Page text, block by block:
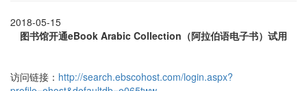
2018-05-15
图书馆开通eBook Arabic Collection（阿拉伯语电子书）试用
访问链接： http://search.ebscohost.com/login.aspx?